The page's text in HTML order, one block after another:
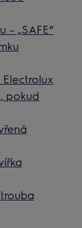
„SAFE“
pokud